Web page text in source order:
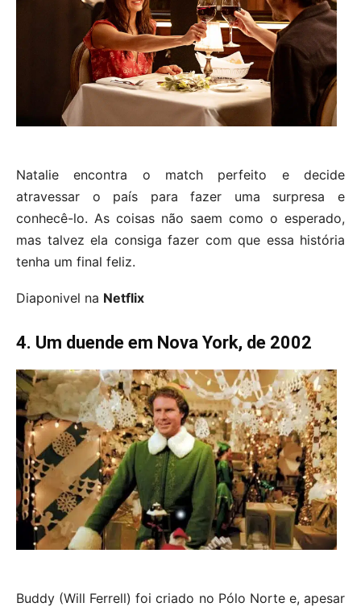
Natalie encontra o match perfeito e decide
atravessar o país para fazer uma surpresa e
conhecê-lo. As coisas não saem como o esperado,
mas talvez ela consiga fazer com que essa história
tenha um final feliz.
Diaponivel na Netflix
4. Um duende em Nova York, de 2002
Buddy (Will Ferrell) foi criado no Pólo Norte e, apesar